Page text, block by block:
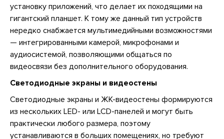
установку приложений, что делает их походящими на
гигантский планшет. К тому же данный тип устройств
нередко снабжается мультимедийными возможностями
— интегрированными камерой, микрофонами и
аудиосистемой, позволяющими общаться по
видеосвязи без дополнительного оборудования.
Светодиодные экраны и видеостены
Светодиодные экраны и ЖК-видеостены формируются
из нескольких LED- или LCD-панелей и могут быть
практически любого размера, поэтому
устанавливаются в больших помещениях, но требуют